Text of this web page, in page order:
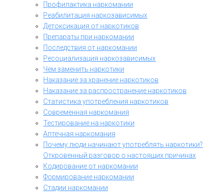
Профилактика наркомании
Реабилитация наркозависимых
Детоксикация от наркотиков
Препараты при наркомании
Последствия от наркомании
Ресоциализация наркозависимых
Чем заменить наркотики
Наказание за хранение наркотиков
Наказание за распространение наркотиков
Статистика употребления наркотиков
Современная наркомания
Тестирование на наркотики
Аптечная наркомания
Почему люди начинают употреблять наркотики?
Откровенный разговор о настоящих причинах
Кодирование от наркомании
Формирование наркомании
Стадии наркомании